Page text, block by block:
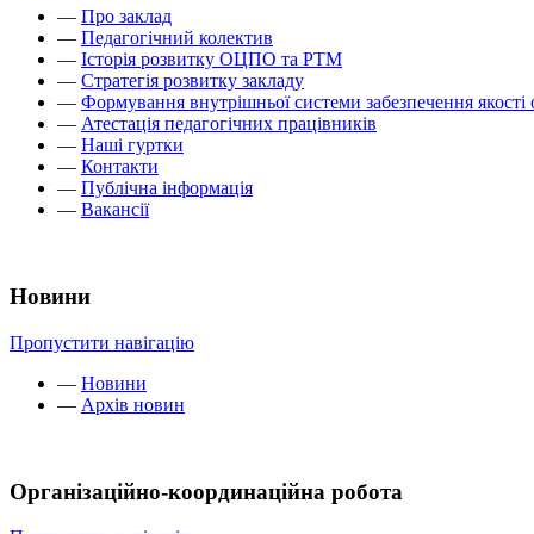
— Про заклад
— Педагогічний колектив
— Історія розвитку ОЦПО та РТМ
— Стратегія розвитку закладу
— Формування внутрішньої системи забезпечення якості
— Атестація педагогічних працівників
— Наші гуртки
— Контакти
— Публічна інформація
— Вакансії
Новини
Пропустити навігацію
— Новини
— Архів новин
Організаційно-координаційна робота